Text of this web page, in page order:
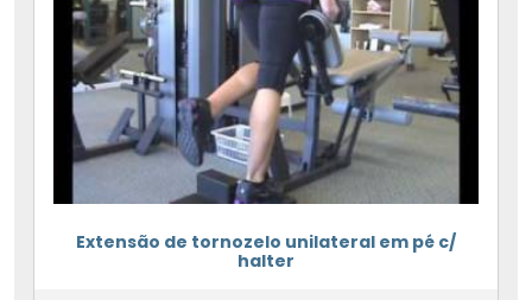
Extensão de tornozelo unilateral em pé c/
halter